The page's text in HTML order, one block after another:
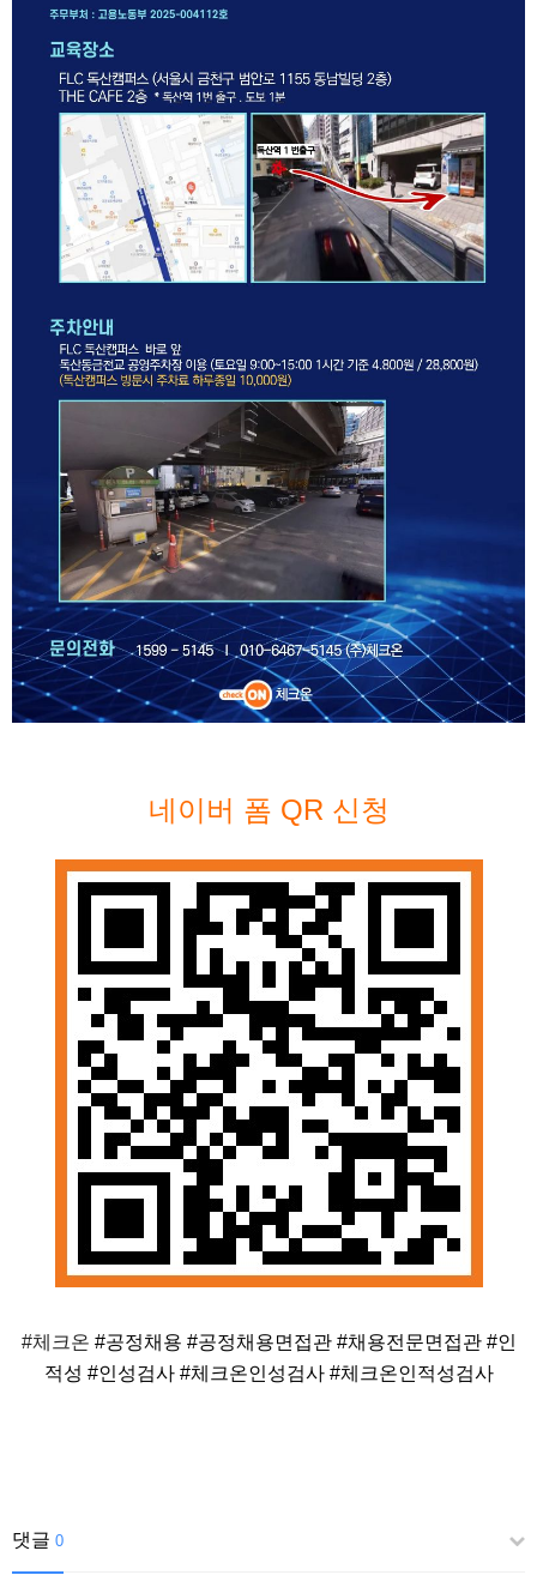
네이버 폼 QR 신청
#체크온 #공정채용 #공정채용면접관 #채용전문면접관 #인
적성 #인성검사 #체크온인성검사 #체크온인적성검사
댓글 0